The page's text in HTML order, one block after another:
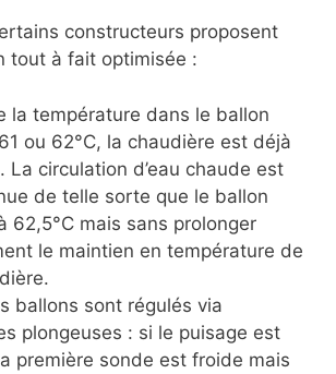
constructeurs proposent
tout à fait optimisée :
la température dans le ballon
ou 62°C, la chaudière est déjà
La circulation d’eau chaude est
de telle sorte que le ballon
62,5°C mais sans prolonger
le maintien en température de
ballons sont régulés via
plongeuses : si le puisage est
première sonde est froide mais